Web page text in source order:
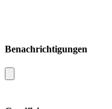
Benachrichtigungen